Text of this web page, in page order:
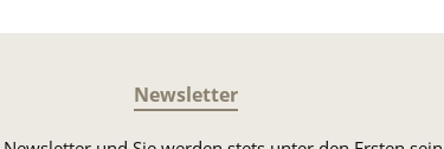
Newsletter